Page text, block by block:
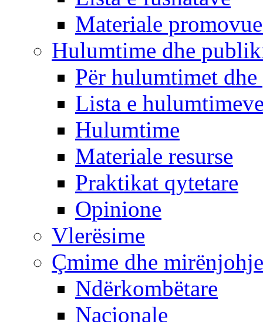
Materiale
Hulumtime dhe
Për hulumtimet
Lista e
Hulumtime
Materiale resurse
Praktikat qytetare
Opinione
Vlerësime
Çmime dhe mirënjohje
Ndërkombëtare
Nacionale